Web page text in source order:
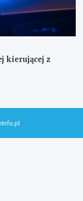
kierującej z